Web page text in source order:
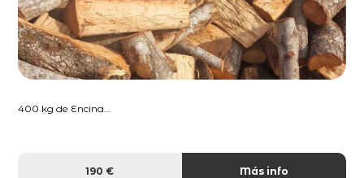
400 kg de Encina...
190 € Más info